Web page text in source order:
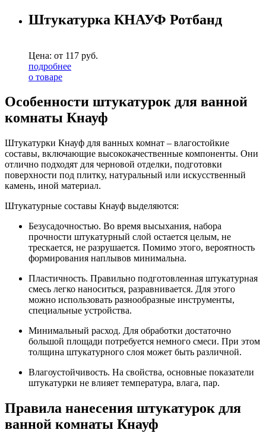
Штукатурка КНАУФ Ротбанд
Цена: от 117 руб.
подробнее
о товаре
Особенности штукатурок для ванной
комнаты Кнауф
Штукатурки Кнауф для ванных комнат – влагостойкие
составы, включающие высококачественные компоненты. Они
отлично подходят для черновой отделки, подготовки
поверхности под плитку, натуральный или искусственный
камень, иной материал.
Штукатурные составы Кнауф выделяются:
Безусадочностью. Во время высыхания, набора
прочности штукатурный слой остается целым, не
трескается, не разрушается. Помимо этого, вероятность
формирования наплывов минимальна.
Пластичность. Правильно подготовленная штукатурная
смесь легко наноситься, разравнивается. Для этого
можно использовать разнообразные инструменты,
специальные устройства.
Минимальный расход. Для обработки достаточно
большой площади потребуется немного смеси. При этом
толщина штукатурного слоя может быть различной.
Влагоустойчивость. На свойства, основные показатели
штукатурки не влияет температура, влага, пар.
Правила нанесения штукатурок для
ванной комнаты Кнауф